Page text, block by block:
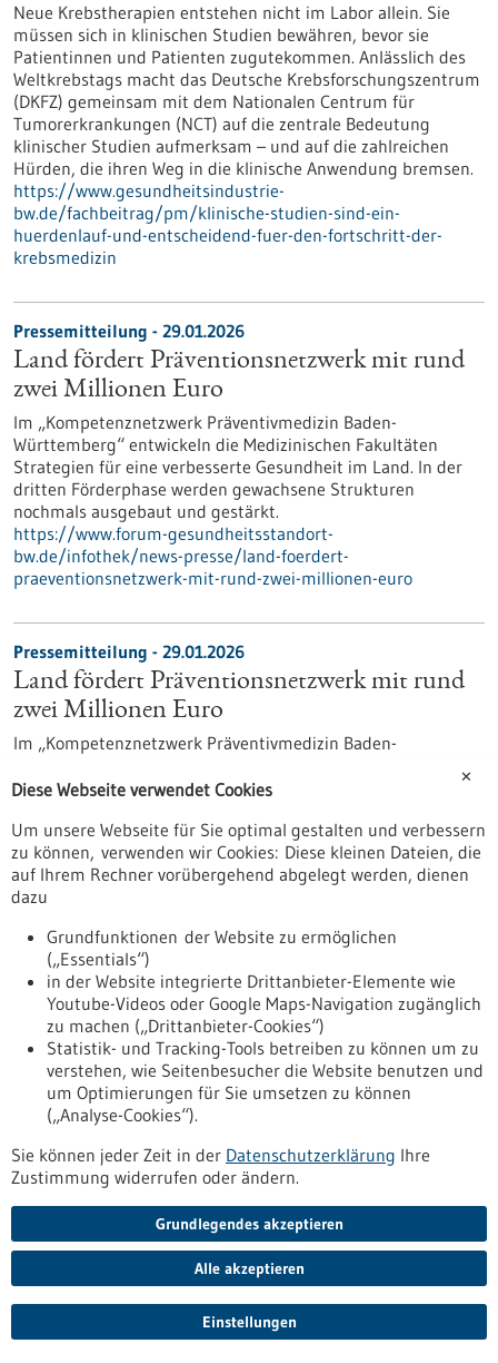
Neue Krebstherapien entstehen nicht im Labor allein. Sie
müssen sich in klinischen Studien bewähren, bevor sie
Patientinnen und Patienten zugutekommen. Anlässlich des
Weltkrebstags macht das Deutsche Krebsforschungszentrum
(DKFZ) gemeinsam mit dem Nationalen Centrum für
Tumorerkrankungen (NCT) auf die zentrale Bedeutung
klinischer Studien aufmerksam – und auf die zahlreichen
Hürden, die ihren Weg in die klinische Anwendung bremsen.
https://www.gesundheitsindustrie-
bw.de/fachbeitrag/pm/klinische-studien-sind-ein-
huerdenlauf-und-entscheidend-fuer-den-fortschritt-der-
krebsmedizin
Pressemitteilung - 29.01.2026
Land fördert Präventionsnetzwerk mit rund
zwei Millionen Euro
Im „Kompetenznetzwerk Präventivmedizin Baden-
Württemberg“ entwickeln die Medizinischen Fakultäten
Strategien für eine verbesserte Gesundheit im Land. In der
dritten Förderphase werden gewachsene Strukturen
nochmals ausgebaut und gestärkt.
https://www.forum-gesundheitsstandort-
bw.de/infothek/news-presse/land-foerdert-
praeventionsnetzwerk-mit-rund-zwei-millionen-euro
Pressemitteilung - 29.01.2026
Land fördert Präventionsnetzwerk mit rund
zwei Millionen Euro
Im „Kompetenznetzwerk Präventivmedizin Baden-
Strategien für eine verbesserte Gesundheit im Land. In der
nochmals ausgebaut und gestärkt.
https://www.gesundheitsindustrie-
bw.de/fachbeitrag/pm/land-foerdert-praeventionsnetzwerk-
mit-rund-zwei-millionen-euro
Pressemitteilung - 29.01.2026
Stoffwechsel zentrale Schaltstelle für ein
gesundes Leben und natürliches Altern
Neue Forschungsergebnisse der Medizinischen Fakultät
Mannheim der Universität Heidelberg unter der Leitung von
Professorin Dr. Gergana Dobreva und dem Team der
Abteilung für Kardiovaskuläre Genomik und Epigenomik
zeigen, dass der Zellstoffwechsel nicht nur als Treibstoff für
das Herz dient, sondern auch direkt die epigenetischen
Gefäßen, Alterung sowie Erkrankungen steuern.
https://www.gesundheitsindustrie-
bw.de/fachbeitrag/pm/stoffwechsel-zentrale-schaltstelle-
fuer-ein-gesundes-leben-und-natuerliches-altern
✕
Diese Webseite verwendet Cookies
Um unsere Webseite für Sie optimal gestalten und verbessern
zu können, verwenden wir Cookies: Diese kleinen Dateien, die
auf Ihrem Rechner vorübergehend abgelegt werden, dienen
dazu
Grundfunktionen der Website zu ermöglichen
(„Essentials“)
in der Website integrierte Drittanbieter-Elemente wie
Youtube-Videos oder Google Maps-Navigation zugänglich
zu machen („Drittanbieter-Cookies“)
Statistik- und Tracking-Tools betreiben zu können um zu
verstehen, wie Seitenbesucher die Website benutzen und
um Optimierungen für Sie umsetzen zu können
(„Analyse-Cookies“).
Sie können jeder Zeit in der Datenschutzerklärung Ihre
Zustimmung widerrufen oder ändern.
Grundlegendes akzeptieren
Alle akzeptieren
Einstellungen